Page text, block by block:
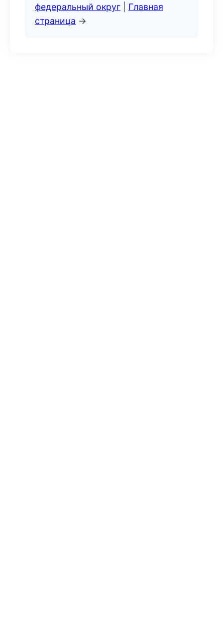
федеральный округ
Главная
страница →